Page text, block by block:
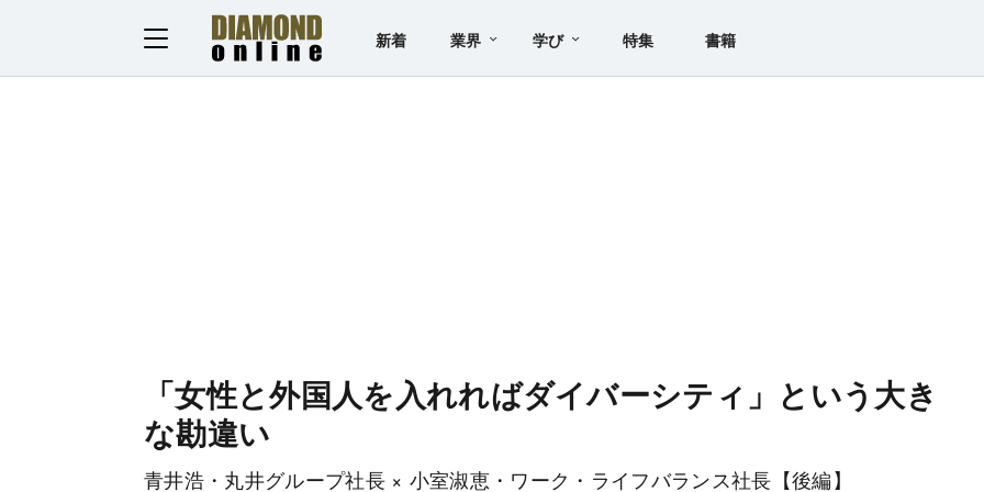
新着 業界 学び 特集 書籍
「女性と外国人を入れればダイバーシティ」という大き
な勘違い
青井浩・丸井グループ社長 × 小室淑恵・ワーク・ライフバランス社長【後編】